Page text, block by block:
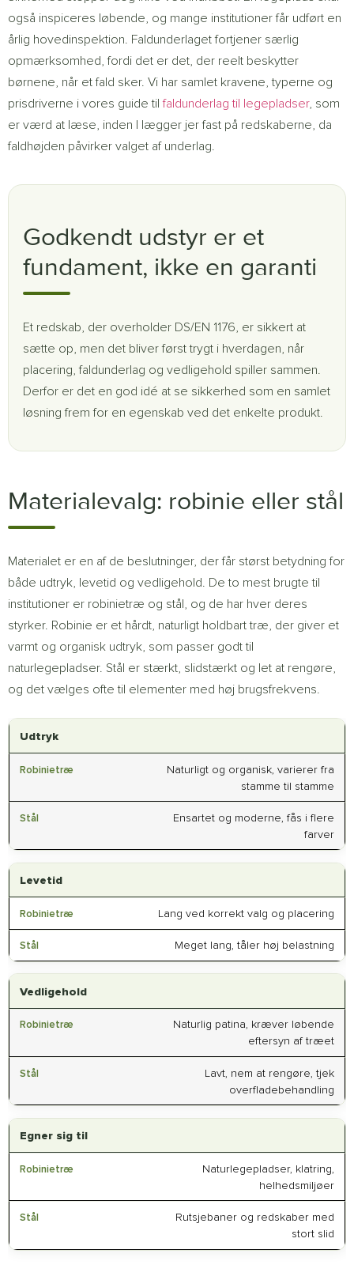
også inspiceres løbende, og mange institutioner får udført en
årlig hovedinspektion. Faldunderlaget fortjener særlig
opmærksomhed, fordi det er det, der reelt beskytter
børnene, når et fald sker. Vi har samlet kravene, typerne og
prisdriverne i vores guide tilfaldunderlag til legepladser, som
er værd at læse, inden I lægger jer fast på redskaberne, da
faldhøjden påvirker valget af underlag.
Godkendt udstyr er et
fundament, ikke en garanti
Et redskab, der overholder DS/EN 1176, er sikkert at
sætte op, men det bliver først trygt i hverdagen, når
placering, faldunderlag og vedligehold spiller sammen.
Derfor er det en god idé at se sikkerhed som en samlet
løsning frem for en egenskab ved det enkelte produkt.
Materialevalg: robinie eller stål
Materialet er en af de beslutninger, der får størst betydning for
både udtryk, levetid og vedligehold. De to mest brugte til
institutioner er robinietræ og stål, og de har hver deres
styrker. Robinie er et hårdt, naturligt holdbart træ, der giver et
varmt og organisk udtryk, som passer godt til
naturlegepladser. Stål er stærkt, slidstærkt og let at rengøre,
og det vælges ofte til elementer med høj brugsfrekvens.
Udtryk
Naturligt og organisk, varierer fra
stamme til stamme
Ensartet og moderne, fås i flere
farver
Levetid
Lang ved korrekt valg og placering
Meget lang, tåler høj belastning
Vedligehold
Naturlig patina, kræver løbende
eftersyn af træet
Lavt, nem at rengøre, tjek
overfladebehandling
Egner sig til
Naturlegepladser, klatring,
helhedsmiljøer
Rutsjebaner og redskaber med
stort slid